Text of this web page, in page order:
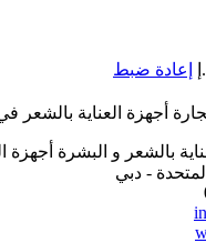
إعادة ضبط
أجهزة العناية بالشعر في
بالشعر و البشرة أجهزة
- دبي